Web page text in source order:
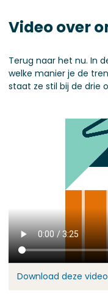
Video over
Terug naar het nu. In
welke manier je de
staat ze stil bij de drie
Download deze video